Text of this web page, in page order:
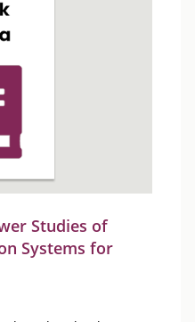
Studies of
Systems for